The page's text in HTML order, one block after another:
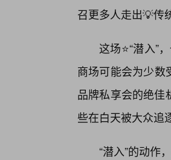
召更多人走出💡传
这场⭐“潜入”
商场可能会为少数
品牌私享会的绝佳
些在白天被大众追
“潜入”的动作